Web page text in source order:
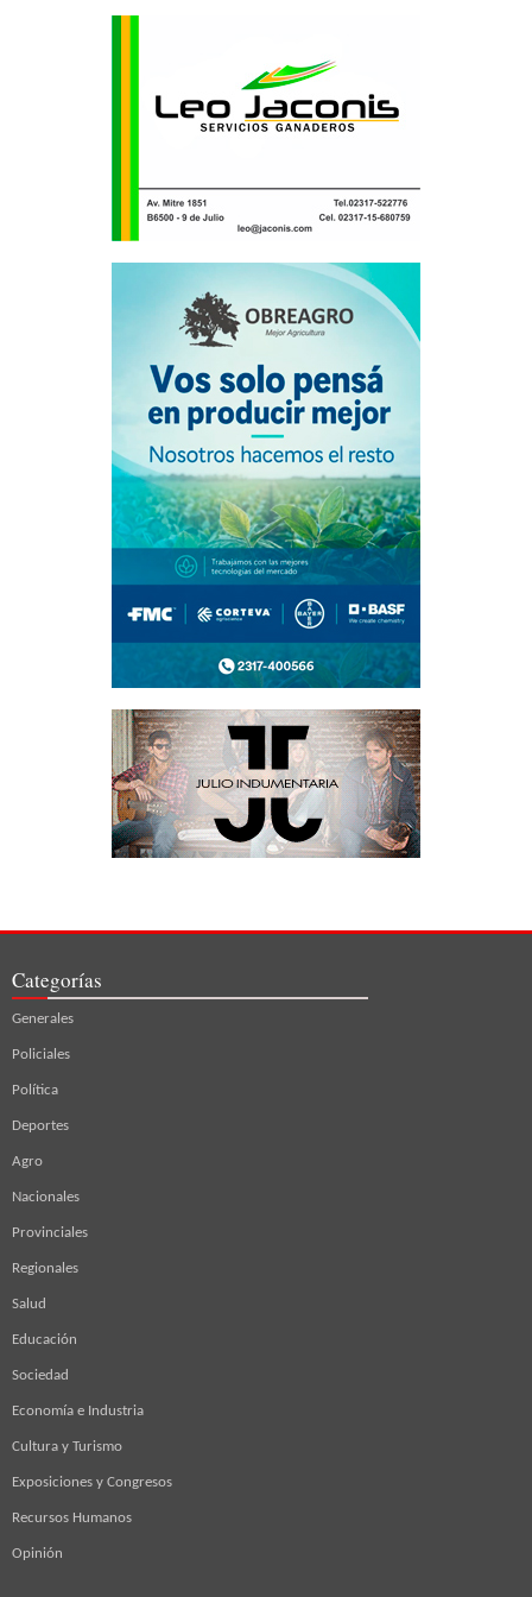
Categorías
Generales
Policiales
Política
Deportes
Agro
Nacionales
Provinciales
Regionales
Salud
Educación
Sociedad
Economía e Industria
Cultura y Turismo
Exposiciones y Congresos
Recursos Humanos
Opinión